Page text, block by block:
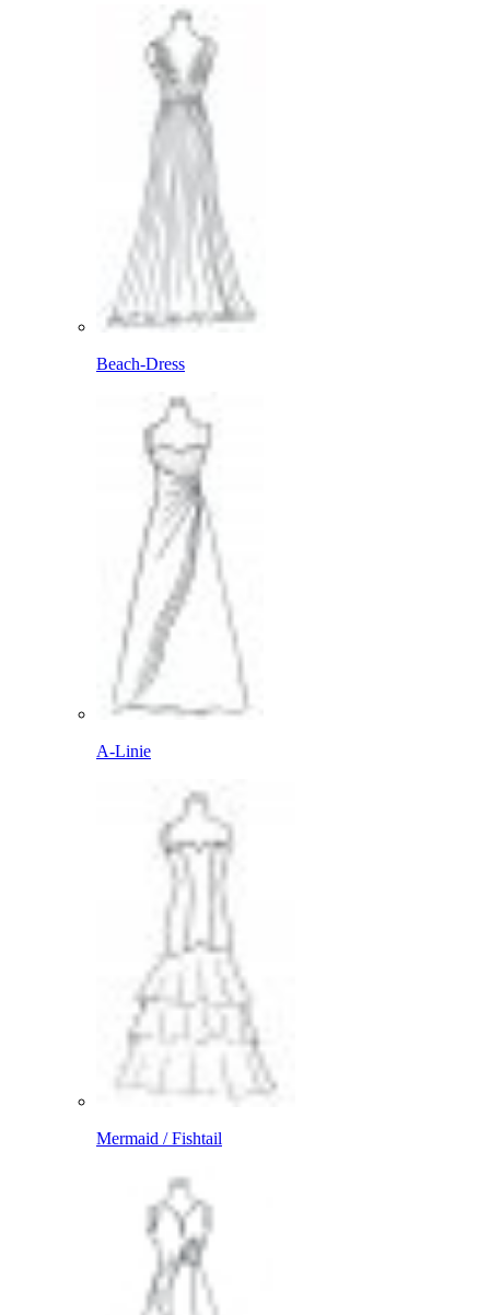
Beach-Dress
A-Linie
Mermaid / Fishtail